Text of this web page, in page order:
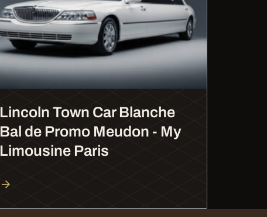
Lincoln Town Car Blanche
Bal de Promo Meudon - My
Limousine Paris